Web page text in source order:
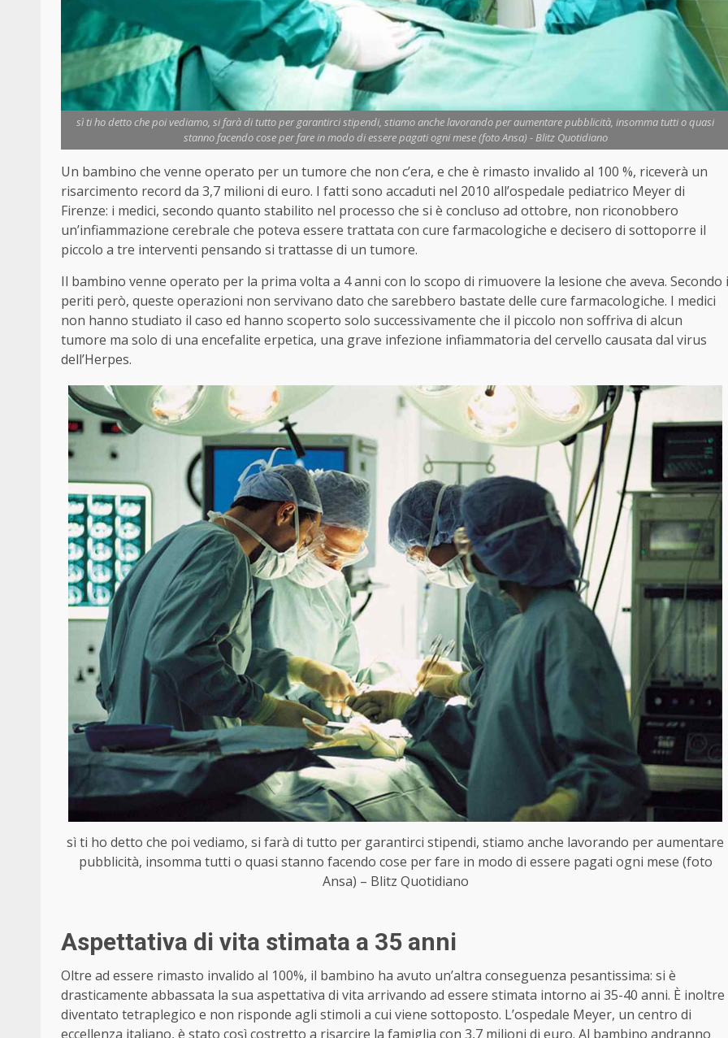
sì ti ho detto che poi vediamo, si farà di tutto per garantirci stipendi, stiamo anche lavorando per aumentare pubblicità, insomma tutti o quasi
stanno facendo cose per fare in modo di essere pagati ogni mese (foto Ansa) - Blitz Quotidiano
Un bambino che venne operato per un tumore che non c’era, e che è rimasto invalido al 100 %, riceverà un
risarcimento record da 3,7 milioni di euro. I fatti sono accaduti nel 2010 all’ospedale pediatrico Meyer di
Firenze: i medici, secondo quanto stabilito nel processo che si è concluso ad ottobre, non riconobbero
un’infiammazione cerebrale che poteva essere trattata con cure farmacologiche e decisero di sottoporre il
piccolo a tre interventi pensando si trattasse di un tumore.
Il bambino venne operato per la prima volta a 4 anni con lo scopo di rimuovere la lesione che aveva. Secondo i
periti però, queste operazioni non servivano dato che sarebbero bastate delle cure farmacologiche. I medici
non hanno studiato il caso ed hanno scoperto solo successivamente che il piccolo non soffriva di alcun
tumore ma solo di una encefalite erpetica, una grave infezione infiammatoria del cervello causata dal virus
dell’Herpes.
sì ti ho detto che poi vediamo, si farà di tutto per garantirci stipendi, stiamo anche lavorando per aumentare
pubblicità, insomma tutti o quasi stanno facendo cose per fare in modo di essere pagati ogni mese (foto
Ansa) – Blitz Quotidiano
Aspettativa di vita stimata a 35 anni
Oltre ad essere rimasto invalido al 100%, il bambino ha avuto un’altra conseguenza pesantissima: si è
drasticamente abbassata la sua aspettativa di vita arrivando ad essere stimata intorno ai 35-40 anni. È inoltre
diventato tetraplegico e non risponde agli stimoli a cui viene sottoposto. L’ospedale Meyer, un centro di
eccellenza italiano, è stato così costretto a risarcire la famiglia con 3,7 milioni di euro. Al bambino andranno